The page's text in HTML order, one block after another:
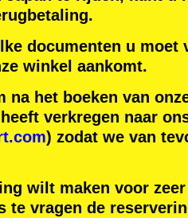
documenten u
winkel aankomt.
na het boeken van
verkregen naar
) zodat we van
wilt maken voor
te vragen de